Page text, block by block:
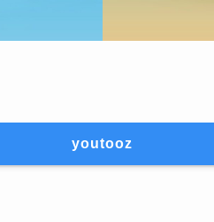
youtooz